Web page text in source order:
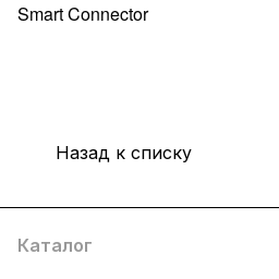
Smart Connector
Назад к списку
Каталог